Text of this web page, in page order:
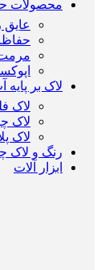
محصولات
عایق
مرمت
لاک بر پایه
لاک
لاک
لاک
رنگ و لاک
ابزار آلات